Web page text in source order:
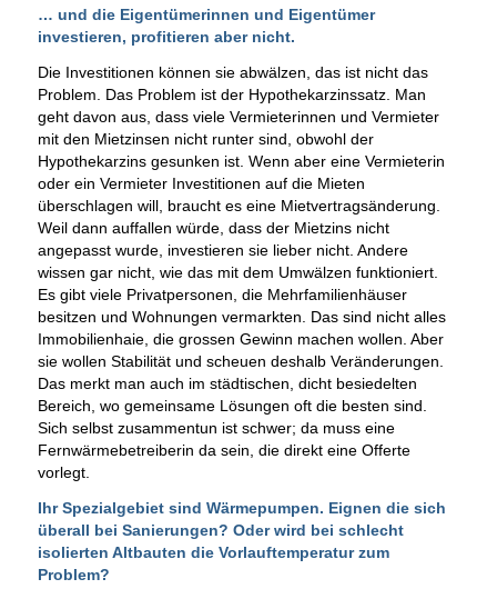
… und die Eigentümerinnen und Eigentümer
investieren, profitieren aber nicht.
Die Investitionen können sie abwälzen, das ist nicht das
Problem. Das Problem ist der Hypothekarzinssatz. Man
geht davon aus, dass viele Vermieterinnen und Vermieter
mit den Mietzinsen nicht runter sind, obwohl der
Hypothekarzins gesunken ist. Wenn aber eine Vermieterin
oder ein Vermieter Investitionen auf die Mieten
überschlagen will, braucht es eine Mietvertragsänderung.
Weil dann auffallen würde, dass der Mietzins nicht
angepasst wurde, investieren sie lieber nicht. Andere
wissen gar nicht, wie das mit dem Umwälzen funktioniert.
Es gibt viele Privatpersonen, die Mehrfamilienhäuser
besitzen und Wohnungen vermarkten. Das sind nicht alles
Immobilienhaie, die grossen Gewinn machen wollen. Aber
sie wollen Stabilität und scheuen deshalb Veränderungen.
Das merkt man auch im städtischen, dicht besiedelten
Bereich, wo gemeinsame Lösungen oft die besten sind.
Sich selbst zusammentun ist schwer; da muss eine
Fernwärmebetreiberin da sein, die direkt eine Offerte
vorlegt.
Ihr Spezialgebiet sind Wärmepumpen. Eignen die sich
überall bei Sanierungen? Oder wird bei schlecht
isolierten Altbauten die Vorlauftemperatur zum
Problem?